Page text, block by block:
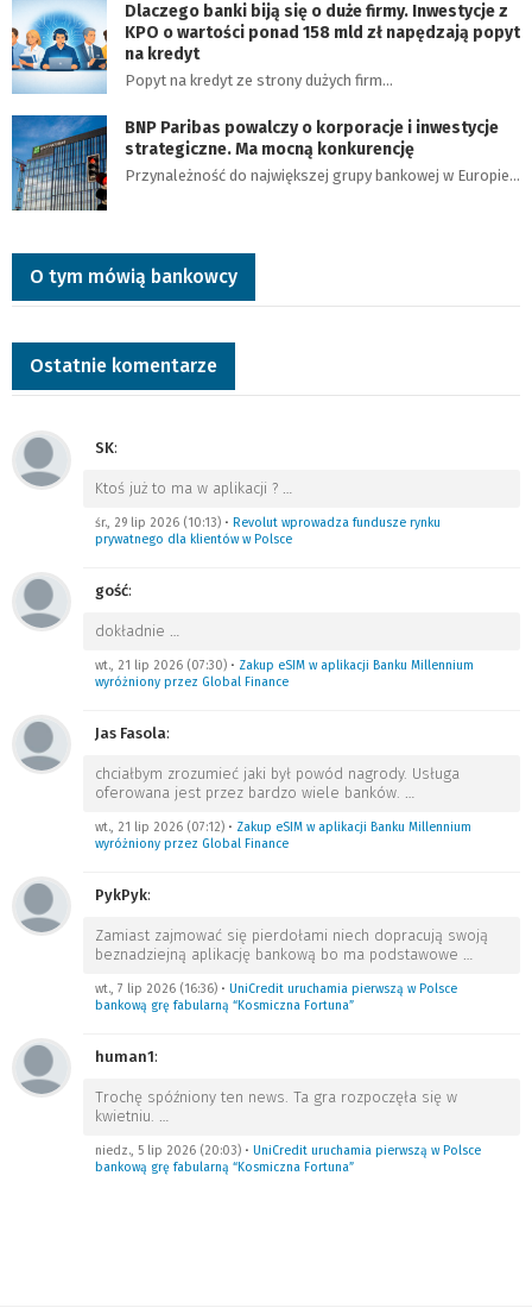
Dlaczego banki biją się o duże firmy. Inwestycje z
KPO o wartości ponad 158 mld zł napędzają popyt
na kredyt
Popyt na kredyt ze strony dużych firm…
BNP Paribas powalczy o korporacje i inwestycje
strategiczne. Ma mocną konkurencję
Przynależność do największej grupy bankowej w Europie…
O tym mówią bankowcy
Ostatnie komentarze
SK:
Ktoś już to ma w aplikacji ? …
śr., 29 lip 2026 (10:13) • Revolut wprowadza fundusze rynku
prywatnego dla klientów w Polsce
gość:
dokładnie …
wt., 21 lip 2026 (07:30) • Zakup eSIM w aplikacji Banku Millennium
wyróżniony przez Global Finance
Jas Fasola:
chciałbym zrozumieć jaki był powód nagrody. Usługa
oferowana jest przez bardzo wiele banków. …
wt., 21 lip 2026 (07:12) • Zakup eSIM w aplikacji Banku Millennium
wyróżniony przez Global Finance
PykPyk:
Zamiast zajmować się pierdołami niech dopracują swoją
beznadziejną aplikację bankową bo ma podstawowe …
wt., 7 lip 2026 (16:36) • UniCredit uruchamia pierwszą w Polsce
bankową grę fabularną “Kosmiczna Fortuna”
human1:
Trochę spóźniony ten news. Ta gra rozpoczęła się w
kwietniu. …
niedz., 5 lip 2026 (20:03) • UniCredit uruchamia pierwszą w Polsce
bankową grę fabularną “Kosmiczna Fortuna”